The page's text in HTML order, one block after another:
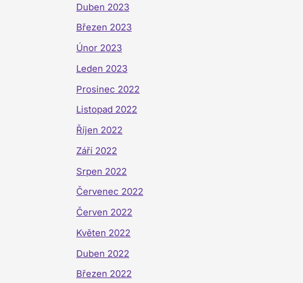
Duben 2023
Březen 2023
Únor 2023
Leden 2023
Prosinec 2022
Listopad 2022
Říjen 2022
Září 2022
Srpen 2022
Červenec 2022
Červen 2022
Květen 2022
Duben 2022
Březen 2022